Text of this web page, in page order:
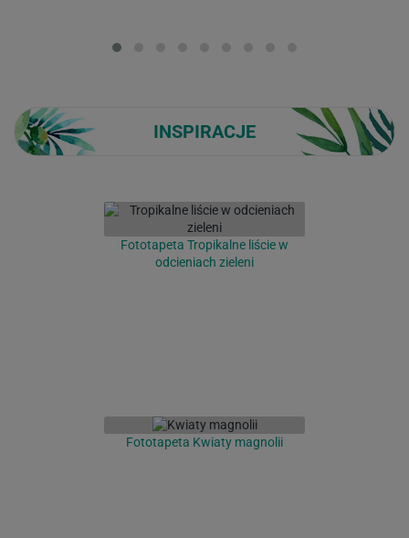
INSPIRACJE
Fototapeta Tropikalne liście w
odcieniach zieleni
Fototapeta Kwiaty magnolii